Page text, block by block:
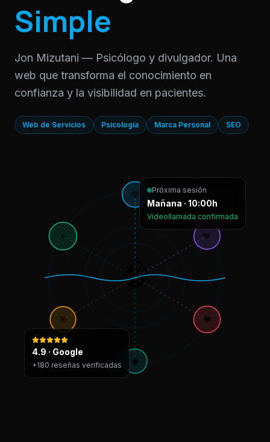
Simple
Jon Mizutani — Psicólogo y divulgador. Una
web que transforma el conocimiento en
confianza y la visibilidad en pacientes.
Web de Servicios Psicología Marca Personal SEO
🧠
😰
💙
❤️
🧠
🎯
⚡
Próxima sesión
Mañana · 10:00h
Videollamada confirmada
4.9 · Google
+180 reseñas verificadas